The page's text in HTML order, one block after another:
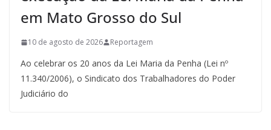
em Mato Grosso do Sul
10 de agosto de 2026 Reportagem
Ao celebrar os 20 anos da Lei Maria da Penha (Lei nº
11.340/2006), o Sindicato dos Trabalhadores do Poder
Judiciário do